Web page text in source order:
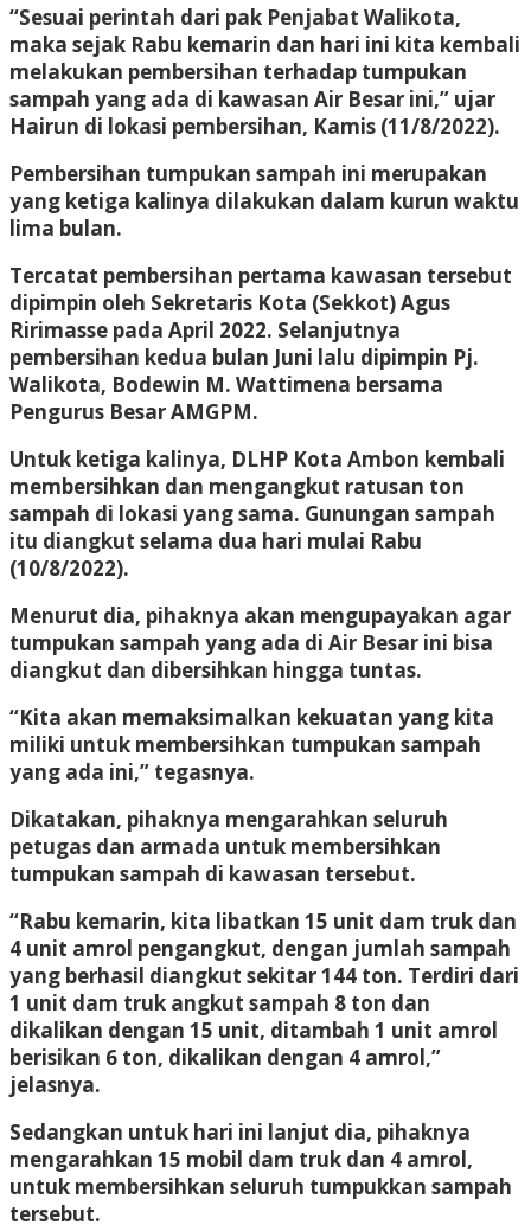
“Sesuai perintah dari pak Penjabat Walikota,
maka sejak Rabu kemarin dan hari ini kita kembali
melakukan pembersihan terhadap tumpukan
sampah yang ada di kawasan Air Besar ini,” ujar
Hairun di lokasi pembersihan, Kamis (11/8/2022).
Pembersihan tumpukan sampah ini merupakan
yang ketiga kalinya dilakukan dalam kurun waktu
lima bulan.
Tercatat pembersihan pertama kawasan tersebut
dipimpin oleh Sekretaris Kota (Sekkot) Agus
Ririmasse pada April 2022. Selanjutnya
pembersihan kedua bulan Juni lalu dipimpin Pj.
Walikota, Bodewin M. Wattimena bersama
Pengurus Besar AMGPM.
Untuk ketiga kalinya, DLHP Kota Ambon kembali
membersihkan dan mengangkut ratusan ton
sampah di lokasi yang sama. Gunungan sampah
itu diangkut selama dua hari mulai Rabu
(10/8/2022).
Menurut dia, pihaknya akan mengupayakan agar
tumpukan sampah yang ada di Air Besar ini bisa
diangkut dan dibersihkan hingga tuntas.
“Kita akan memaksimalkan kekuatan yang kita
miliki untuk membersihkan tumpukan sampah
yang ada ini,” tegasnya.
Dikatakan, pihaknya mengarahkan seluruh
petugas dan armada untuk membersihkan
tumpukan sampah di kawasan tersebut.
“Rabu kemarin, kita libatkan 15 unit dam truk dan
4 unit amrol pengangkut, dengan jumlah sampah
yang berhasil diangkut sekitar 144 ton. Terdiri dari
1 unit dam truk angkut sampah 8 ton dan
dikalikan dengan 15 unit, ditambah 1 unit amrol
berisikan 6 ton, dikalikan dengan 4 amrol,”
jelasnya.
Sedangkan untuk hari ini lanjut dia, pihaknya
mengarahkan 15 mobil dam truk dan 4 amrol,
untuk membersihkan seluruh tumpukkan sampah
tersebut.